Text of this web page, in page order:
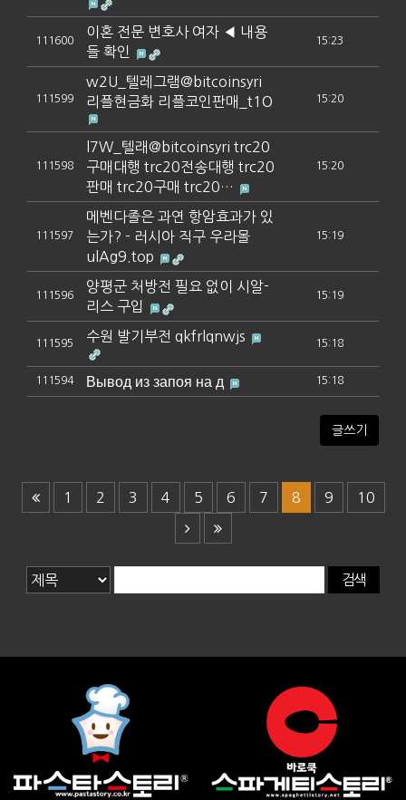
111600
이혼 전문 변호사 여자 ◀ 내용
들 확인
15:23
111599
w2U_텔레그램@bitcoinsyri
리플현금화 리플코인판매_t1O
15:20
111598
l7W_텔래@bitcoinsyri trc20
구매대행 trc20전송대행 trc20
판매 trc20구매 trc20…
15:20
111597
메벤다졸은 과연 항암효과가 있
는가? - 러시아 직구 우라몰
ulAg9.top
15:19
111596
양평군 처방전 필요 없이 시알­
리스 구입
15:19
111595 수원 발기부전 qkfrlqnwjs 15:18
111594 Вывод из запоя на д 15:18
글쓰기
1 2 3 4 5 6 7 8 9 10